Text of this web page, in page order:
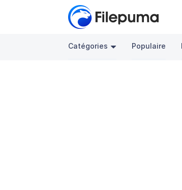
Catégories Populaire